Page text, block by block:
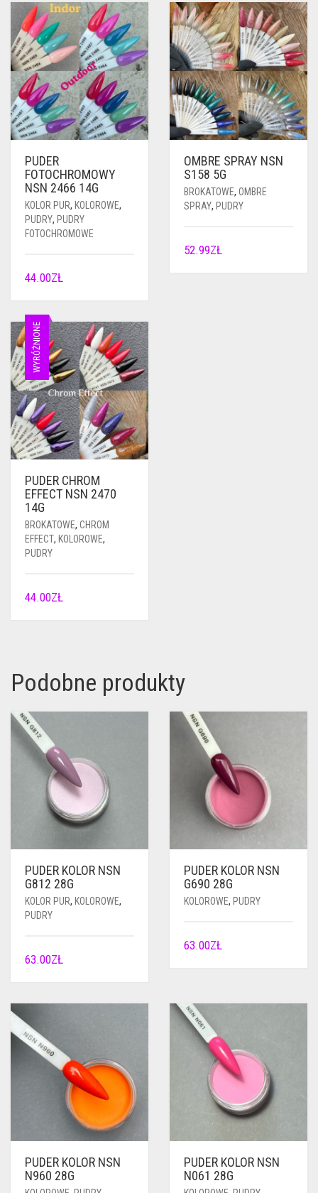
PUDER
FOTOCHROMOWY
NSN 2466 14G
KOLOR PUR, KOLOROWE,
PUDRY, PUDRY
FOTOCHROMOWE
44.00ZŁ
OMBRE SPRAY NSN
S158 5G
BROKATOWE, OMBRE
SPRAY, PUDRY
52.99ZŁ
WYRÓŻNIONE
PUDER CHROM
EFFECT NSN 2470
14G
BROKATOWE, CHROM
EFFECT, KOLOROWE,
PUDRY
44.00ZŁ
Podobne produkty
PUDER KOLOR NSN
G812 28G
KOLOR PUR, KOLOROWE,
PUDRY
63.00ZŁ
PUDER KOLOR NSN
G690 28G
KOLOROWE, PUDRY
63.00ZŁ
PUDER KOLOR NSN
N960 28G
PUDER KOLOR NSN
N061 28G